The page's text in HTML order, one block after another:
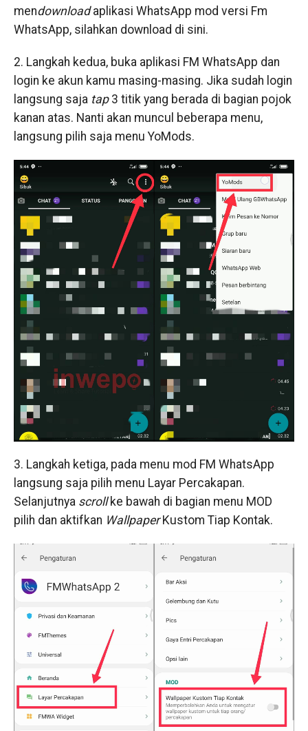
mendownloadaplikasi WhatsApp mod versi Fm
WhatsApp, silahkan download di sini.
2. Langkah kedua, buka aplikasi FM WhatsApp dan
login ke akun kamu masing-masing. Jika sudah login
langsung saja tap3 titik yang berada di bagian pojok
kanan atas. Nanti akan muncul beberapa menu,
langsung pilih saja menu YoMods.
3. Langkah ketiga, pada menu mod FM WhatsApp
langsung saja pilih menu Layar Percakapan.
Selanjutnya scrollke bawah di bagian menu MOD
pilih dan aktifkan WallpaperKustom Tiap Kontak.